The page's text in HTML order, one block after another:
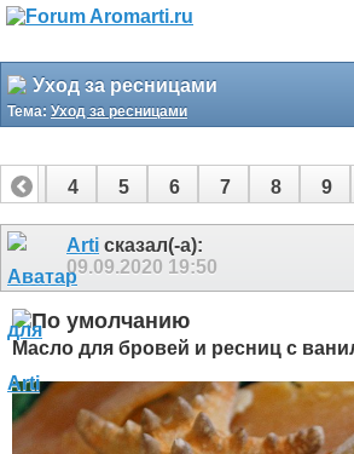
Уход за ресницами
Тема: Уход за ресницами
3 4 5 6 7 8 9
Arti сказал(-а):
09.09.2020 19:50
Масло для бровей и ресниц с